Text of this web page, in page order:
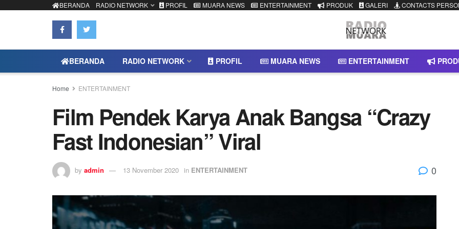
BERANDA RADIO NETWORK PROFIL MUARA NEWS ENTERTAINMENT PRODUK GALERI CONTACTS
BERANDA RADIO NETWORK PROFIL MUARA NEWS ENTERTAINMENT
Home ENTERTAINMENT
Film Pendek Karya Anak Bangsa “Crazy
Fast Indonesian” Viral
by admin 13 November 2020 in ENTERTAINMENT 0